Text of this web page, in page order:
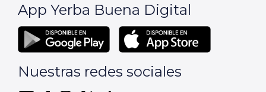
App Yerba Buena Digital
Nuestras redes sociales